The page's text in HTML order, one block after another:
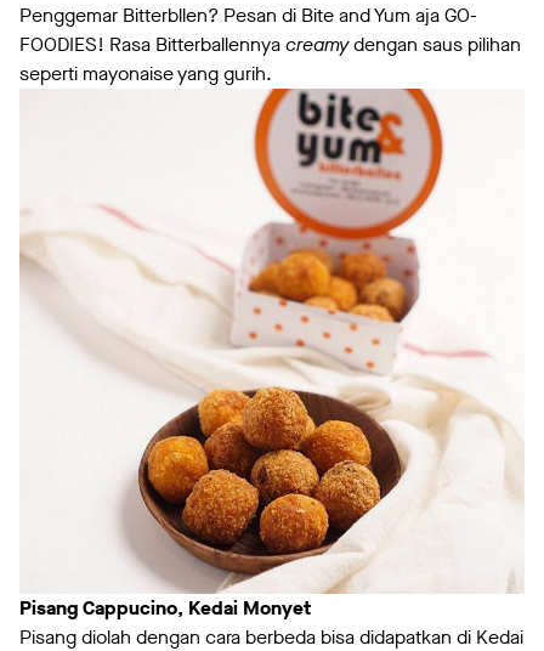
Penggemar Bitterbllen? Pesan di Bite and Yum aja GO-
FOODIES! Rasa Bitterballennyacreamydengan saus pilihan
seperti mayonaise yang gurih.
Pisang Cappucino, Kedai Monyet
Pisang diolah dengan cara berbeda bisa didapatkan di Kedai